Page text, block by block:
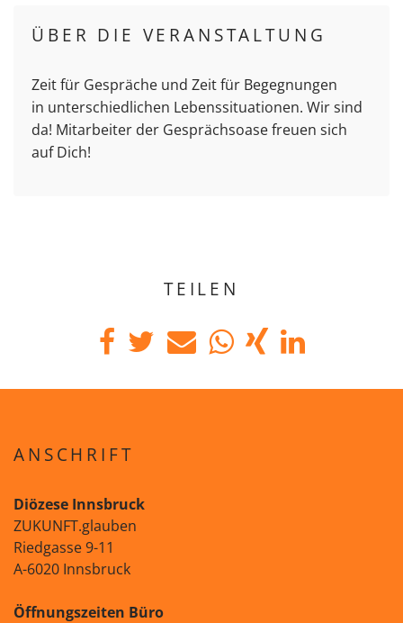
ÜBER DIE VERANSTALTUNG
Zeit für Gespräche und Zeit für Begegnungen
in unterschiedlichen Lebenssituationen. Wir sind
da! Mitarbeiter der Gesprächsoase freuen sich
auf Dich!
TEILEN
ANSCHRIFT
Diözese Innsbruck
ZUKUNFT.glauben
Riedgasse 9-11
A-6020 Innsbruck
Öffnungszeiten Büro